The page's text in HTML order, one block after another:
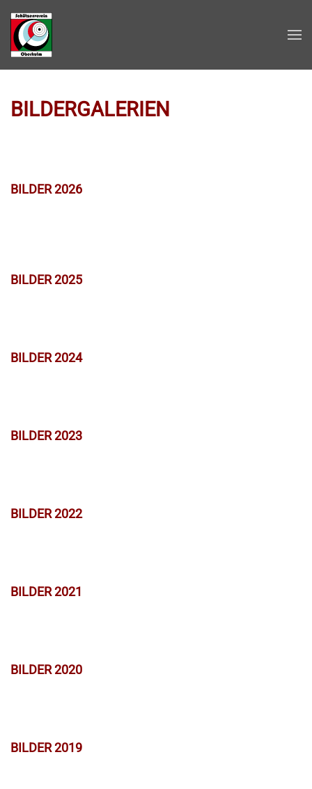
Zum Hauptinhalt springen
BILDERGALERIEN
BILDER 2026
BILDER 2025
BILDER 2024
BILDER 2023
BILDER 2022
BILDER 2021
BILDER 2020
BILDER 2019